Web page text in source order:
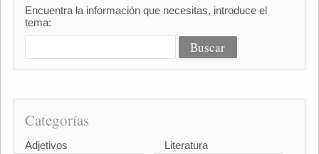
Encuentra la información que necesitas, introduce el
tema:
Categorías
Adjetivos
Literatura